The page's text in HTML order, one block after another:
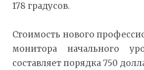
178 градусов.
Стоимость нового
монитора начального
составляет порядка 750